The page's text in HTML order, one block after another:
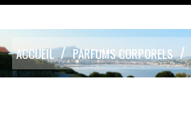
ACCUEIL PARFUMS CORPORELS